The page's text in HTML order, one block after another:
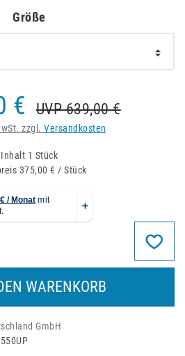
Größe
€ UVP 639,00 €
zzgl. Versandkosten
Inhalt 1 Stück
375,00 € / Stück
WARENKORB
GmbH